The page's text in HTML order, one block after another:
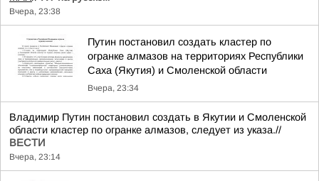
Вчера, 23:38
Путин постановил создать кластер по
огранке алмазов на территориях Республики
Саха (Якутия) и Смоленской области
Вчера, 23:34
Владимир Путин постановил создать в Якутии и Смоленской
области кластер по огранке алмазов, следует из указа.//
ВЕСТИ
Вчера, 23:14